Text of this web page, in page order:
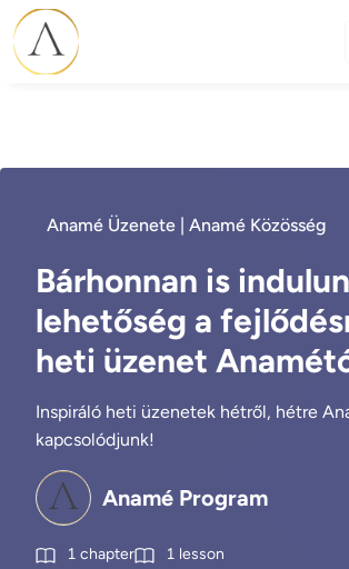
Anamé Üzenete | Anamé Közösség
Bárhonnan is
lehetőség a
heti üzenet
Inspiráló heti üzenetek hétről, hétre
kapcsolódjunk!
Anamé Program
1 chapter 1 lesson